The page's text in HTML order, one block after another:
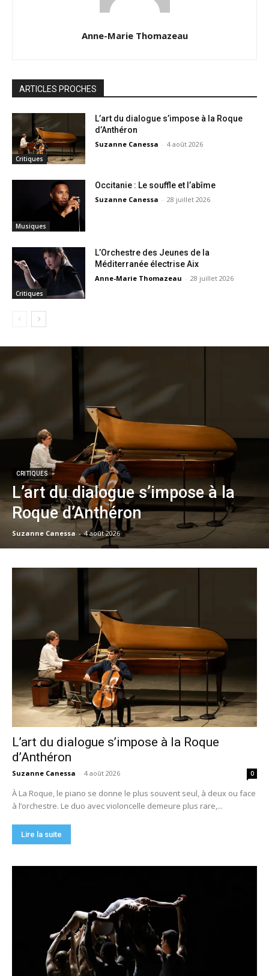
Anne-Marie Thomazeau
ARTICLES PROCHES
Critiques
L’art du dialogue s’impose à la Roque
d’Anthéron
Suzanne Canessa - 4 août 2026
Musiques
Occitanie : Le souffle et l’abîme
Suzanne Canessa - 28 juillet 2026
Critiques
L’Orchestre des Jeunes de la
Méditerranée électrise Aix
Anne-Marie Thomazeau - 28 juillet 2026
CRITIQUES
L’art du dialogue s’impose à la
Roque d’Anthéron
Suzanne Canessa - 4 août 2026
L’art du dialogue s’impose à la Roque
d’Anthéron
Suzanne Canessa - 4 août 2026 0
À La Roque, le piano se donne le plus souvent seul, à deux ou face
à l’orchestre. Le duo avec violoncelle demeure plus rare,...
Lire la suite